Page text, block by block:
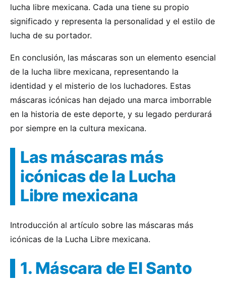
lucha libre mexicana. Cada una tiene su propio
significado y representa la personalidad y el estilo de
lucha de su portador.
En conclusión, las máscaras son un elemento esencial
de la lucha libre mexicana, representando la
identidad y el misterio de los luchadores. Estas
máscaras icónicas han dejado una marca imborrable
en la historia de este deporte, y su legado perdurará
por siempre en la cultura mexicana.
Las máscaras más
icónicas de la Lucha
Libre mexicana
Introducción al artículo sobre las máscaras más
icónicas de la Lucha Libre mexicana.
1. Máscara de El Santo